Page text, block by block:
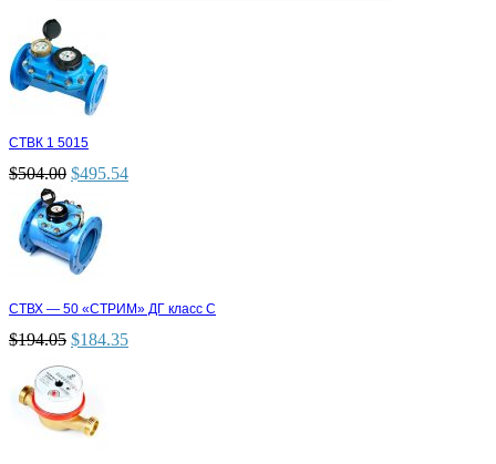
СТВК 1 5015
$504.00 $495.54
СТВХ — 50 «СТРИМ» ДГ класс С
$194.05 $184.35